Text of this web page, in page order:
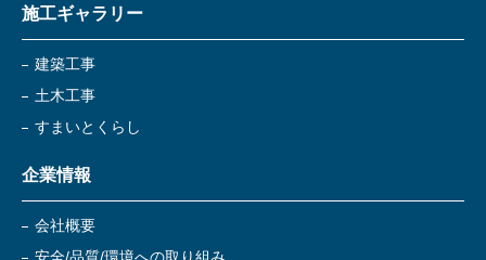
施工ギャラリー
建築工事
土木工事
すまいとくらし
企業情報
会社概要